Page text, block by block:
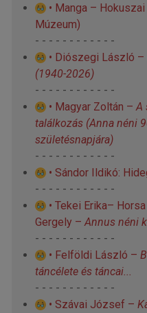
• Manga –
Múzeum)
- - - - - - - - - - - -
• Diószegi László –
(1940-2026)
- - - - - - - - - - - -
• Magyar Zoltán – A
találkozás (Anna néni
születésnapjára)
- - - - - - - - - - - -
• Sándor Ildikó:
- - - - - - - - - - - -
• Tekei Erika–
Gergely – Annus néni
- - - - - - - - - - - -
• Felföldi László –
táncélete és táncai...
- - - - - - - - - - - -
• Szávai József –